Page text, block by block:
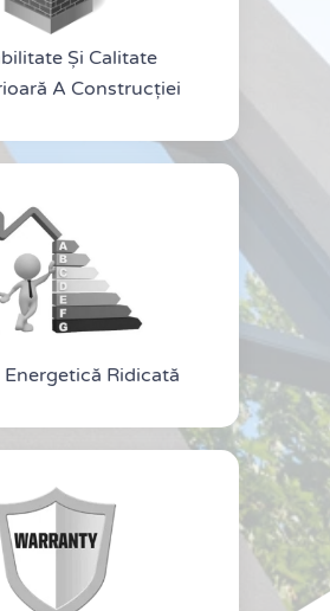
Și Calitate
A Construcției
Energetică Ridicată